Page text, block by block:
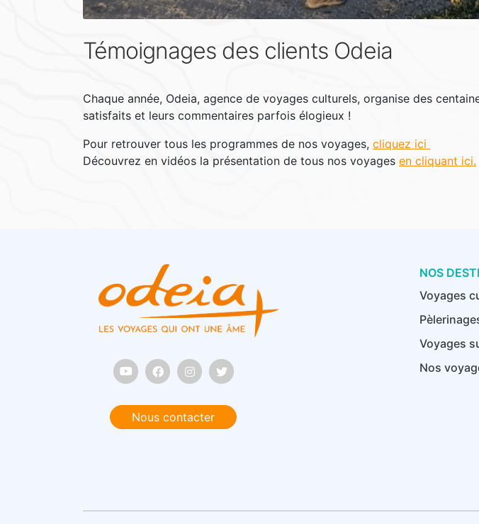
Témoignages des clients Odeia
Chaque année, Odeia, agence de voyages culturels, organise des
satisfaits et leurs commentaires parfois élogieux !
Pour retrouver tous les programmes de nos voyages, cliquez ici
Découvrez en vidéos la présentation de tous nos voyages en cliquant ici.
Nous contacter
NOS
Voyages
Voyages
Nos